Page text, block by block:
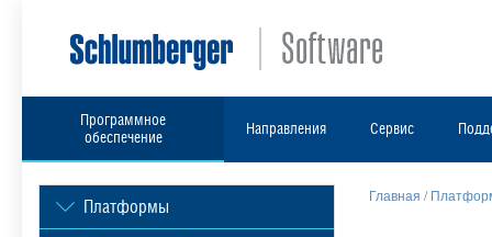
Программное
обеспечение
Направления Сервис
Платформы
Главная /